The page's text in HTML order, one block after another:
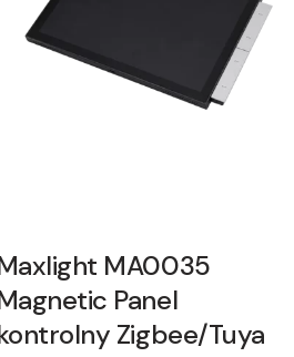
MA0035
Panel
Zigbee/Tuya